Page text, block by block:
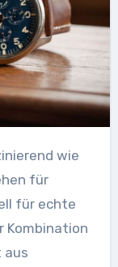
für
für echte
Kombination
aus